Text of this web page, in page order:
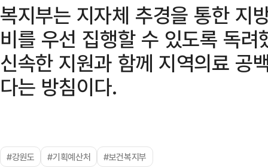
복지부는 지자체 추경을 통한 지
비를 우선 집행할 수 있도록 독
신속한 지원과 함께 지역의료 공
다는 방침이다.
#강원도 #기획예산처 #보건복지부